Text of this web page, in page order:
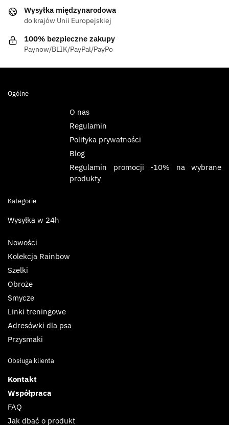
Wysyłka międzynarodowa
do krajów Unii Europejskiej
100% bezpieczne zakupy
Paynow/BLIK/PayPal/PayPo
Ogólne
O nas
Regulamin
Polityka prywatności
Blog
Regulamin promocji -10% na wybrane
produkty
Kategorie
Wysyłka w 24h
Nowości
Kolekcja Rainbow
Szelki
Obroże
Smycze
Linki treningowe
Adresówki dla psa
Przysmaki
Obsługa klienta
Kontakt
Współpraca
FAQ
Jak dbać o produkt